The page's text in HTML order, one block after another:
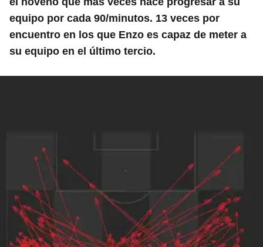
equipo por cada 90/minutos. 13 veces por
encuentro en los que Enzo es capaz de meter a
su equipo en el último tercio.